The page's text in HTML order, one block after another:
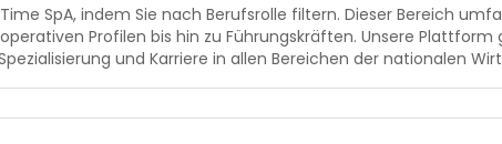
SpA, indem Sie nach Berufsrolle filtern. Dieser Bereich
Profilen bis hin zu Führungskräften. Unsere
und Karriere in allen Bereichen der nationalen